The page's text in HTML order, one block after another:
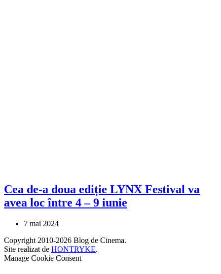
Cea de-a doua ediție LYNX Festival va
avea loc între 4 – 9 iunie
7 mai 2024
Copyright 2010-2026 Blog de Cinema.
Site realizat de HONTRYKE.
Manage Cookie Consent